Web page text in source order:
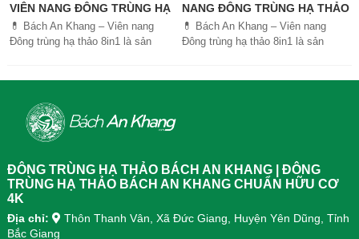
VIÊN NANG ĐÔNG TRÙNG HẠ
THẢO BÁCH AN KHANG
💊 Bách An Khang – Viên nang
Đông trùng hạ thảo 8in1 là sản
tiêu hóa, ngủ ngon, giảm mệt mỏi.
Sản phẩm được sản xuất tại nhà
máy đạt chuẩn GMP, sử dụng công
giúp hấp thu nhanh và hiệu quả
hơn.
NANG ĐÔNG TRÙNG HẠ THẢO
8IN1: GIẢI PHÁP SỨC KHỎE
TOÀN DIỆN
💊 Bách An Khang – Viên nang
Đông trùng hạ thảo 8in1 là sản
ĐÔNG TRÙNG HẠ THẢO BÁCH AN KHANG | ĐÔNG
TRÙNG HẠ THẢO BÁCH AN KHANG CHUẨN HỮU CƠ
4K
Địa chỉ:
Thôn Thanh Vân, Xã Đức Giang, Huyện Yên Dũng, Tỉnh
Bắc Giang